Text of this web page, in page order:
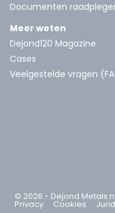
Documenten
Meer weten
Dejond120 Magazine
Cases
Veelgestelde vragen
© 2026 - Dejond Metals
Privacy Cookies